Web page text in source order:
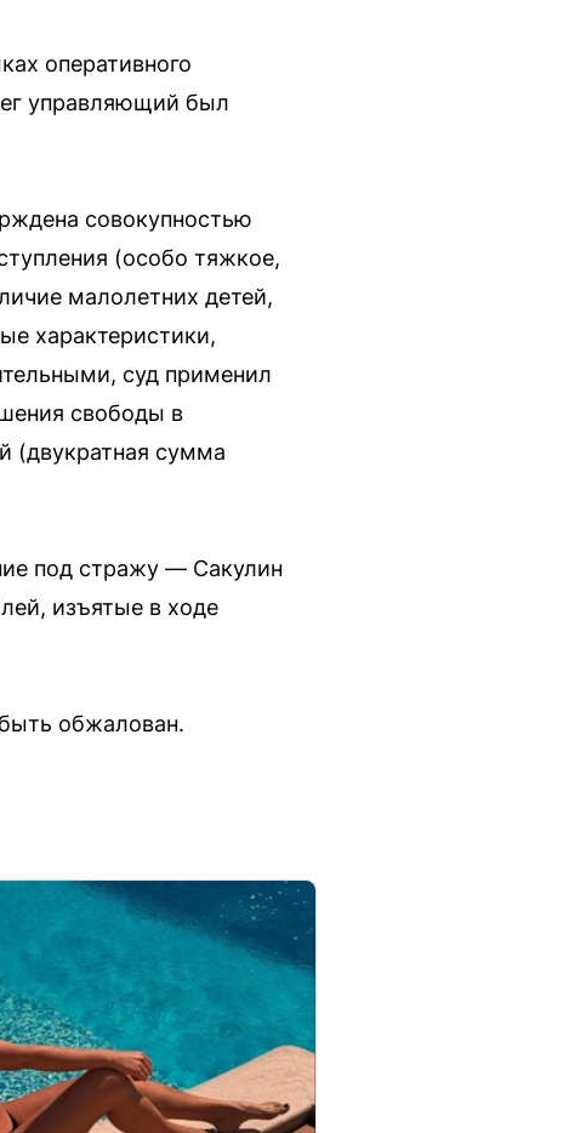
оперативного
управляющий был
совокупностью
(особо тяжкое,
малолетних детей,
характеристики,
суд применил
свободы в
(двукратная сумма
под стражу — Сакулин
изъятые в ходе
обжалован.